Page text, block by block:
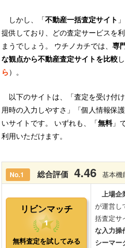
しかし、「不動産一括査定サイト
提供しており、どの査定サービスを
まうでしょう。 ウチノカチでは、 専
な観点から不動産査定サイトを比較
ら）。
以下のサイトは、「査定を受け付
用時の入力しやすさ」「個人情報保
いサイトです。 いずれも、「無料」
利用いただけます。